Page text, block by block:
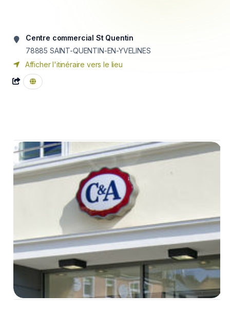
Centre commercial St Quentin
78885 SAINT-QUENTIN-EN-YVELINES
Afficher l'itinéraire vers le lieu